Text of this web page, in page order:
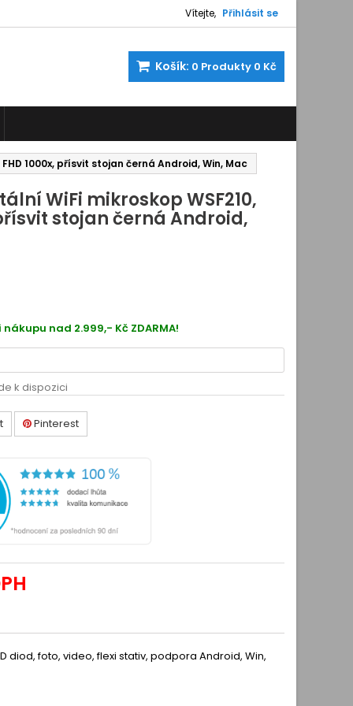
Vítejte, Přihlásit se
Košík: 0 Produkty 0 Kč
1000x, přísvit stojan černá Android, Win, Mac
WiFi mikroskop WSF210,
stojan černá Android,
nad 2.999,- Kč ZDARMA!
k dispozici
Pinterest
diod, foto, video, flexi stativ, podpora Android, Win,